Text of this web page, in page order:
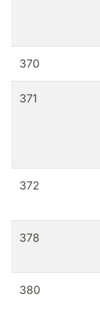
370
371
372
378
380